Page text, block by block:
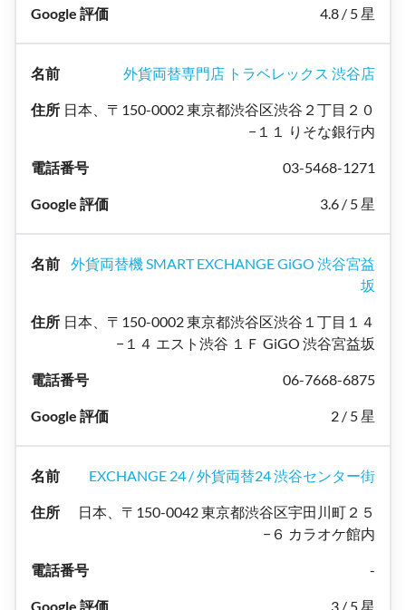
4.8 / 5 星
外貨両替専門店 トラベレックス 渋谷店
日本、〒150-0002 東京都渋谷区渋谷２丁目２０
−１１ りそな銀行内
03-5468-1271
3.6 / 5 星
外貨両替機 SMART EXCHANGE GiGO 渋谷宮益
坂
日本、〒150-0002 東京都渋谷区渋谷１丁目１４
−１４ エスト渋谷 １Ｆ GiGO 渋谷宮益坂
06-7668-6875
2 / 5 星
EXCHANGE 24 / 外貨両替24 渋谷センター街
日本、〒150-0042 東京都渋谷区宇田川町２５
−６ カラオケ館内
-
3 / 5 星